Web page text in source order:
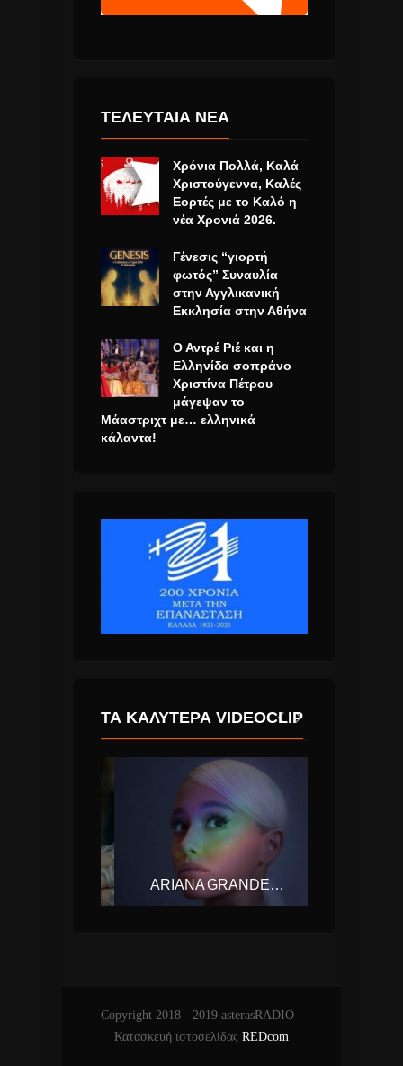
ΤΕΛΕΥΤΑΙΑ ΝΕΑ
Χρόνια Πολλά, Καλά
Χριστούγεννα, Καλές
Εορτές με το Καλό η
νέα Χρονιά 2026.
Γένεσις “γιορτή
φωτός” Συναυλία
στην Αγγλικανική
Εκκλησία στην Αθήνα
Ο Αντρέ Ριέ και η
Ελληνίδα σοπράνο
Χριστίνα Πέτρου
μάγεψαν το
Μάαστριχτ με… ελληνικά
κάλαντα!
ΤΑ ΚΑΛΎΤΕΡΑ VIDEOCLIP
ARIANA GRANDE – NO TEARS LEFT TO CRY
Copyright 2018 - 2019 asterasRADIO -
Κατασκευή ιστοσελίδας REDcom